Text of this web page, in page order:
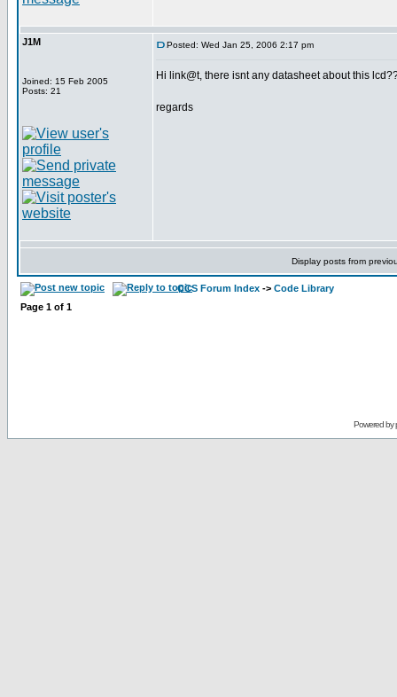
J1M
Joined: 15 Feb 2005
Posts: 21
Posted: Wed Jan 25, 2006 2:17 pm
Hi link@t, there isnt any datasheet about this
regards
Display posts from
CCS Forum Index -> Code Library
Page 1 of 1
Powered by